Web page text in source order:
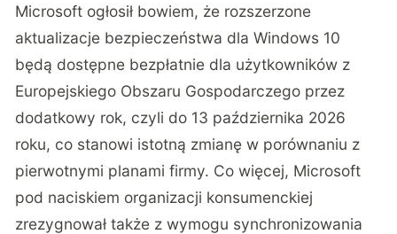
Microsoft ogłosił bowiem, że rozszerzone
aktualizacje bezpieczeństwa dla Windows 10
będą dostępne bezpłatnie dla użytkowników z
Europejskiego Obszaru Gospodarczego przez
dodatkowy rok, czyli do 13 października 2026
roku, co stanowi istotną zmianę w porównaniu z
pierwotnymi planami firmy. Co więcej, Microsoft
pod naciskiem organizacji konsumenckiej
zrezygnował także z wymogu synchronizowania